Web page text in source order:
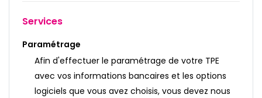
Services
Paramétrage
Afin d'effectuer le paramétrage de votre TPE
avec vos informations bancaires et les options
logiciels que vous avez choisis, vous devez nous